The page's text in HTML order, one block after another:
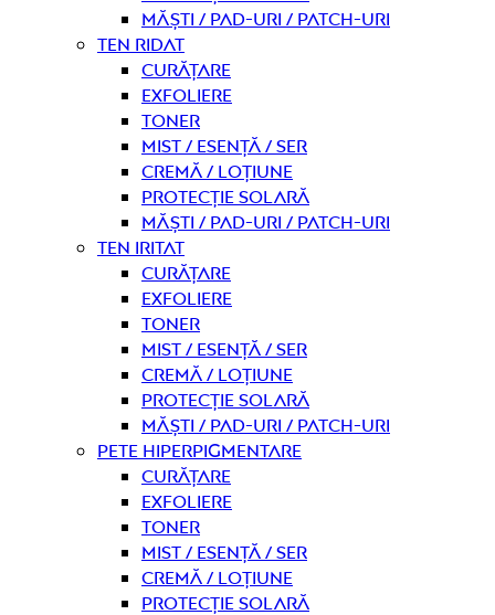
Măști / Pad-uri / Patch-uri
Ten ridat
curățare
Exfoliere
Toner
Mist / Esență / Ser
Cremă / Loțiune
Protecție solară
Măști / Pad-uri / Patch-uri
Ten iritat
curățare
Exfoliere
Toner
Mist / Esență / Ser
Cremă / Loțiune
Protecție solară
Măști / Pad-uri / Patch-uri
Pete hiperpigmentare
curățare
Exfoliere
Toner
Mist / Esență / Ser
Cremă / Loțiune
Protecție solară